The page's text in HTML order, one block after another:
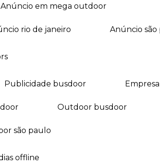
anúncio em mega outdoor
rio de janeiro anúncio
publicidade busdoor
outdoor busdoor
são paulo
offline